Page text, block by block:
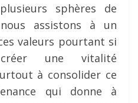
sphères de
assistons à un
valeurs pourtant si
une vitalité
à consolider ce
qui donne à